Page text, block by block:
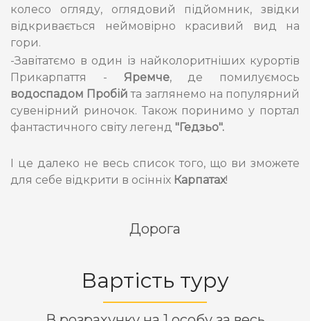
колесо огляду, оглядовий підйомник, звідки
відкривається неймовірно красивий вид на
гори.
-Завітатємо в один із найколоритніших курортів
Прикарпаття - Яремче, де помилуємось
водоспадом Пробійта заглянемо на популярний
сувенірний риночок. Також поринимо у портал
фантастичного світу легенд "Гедзьо".
І це далеко не весь список того, що ви зможете
для себе відкрити в осінніх Карпатах!
Дорога
Вартість туру